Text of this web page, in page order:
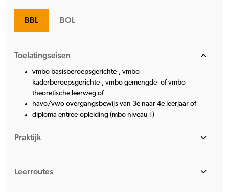
BBL BOL
Toelatingseisen
vmbo basisberoepsgerichte-, vmbo
kaderberoepsgerichte-, vmbo gemengde- of vmbo
theoretische leerweg of
havo/vwo overgangsbewijs van 3e naar 4e leerjaar of
diploma entree-opleiding (mbo niveau 1)
Praktijk
Leerroutes